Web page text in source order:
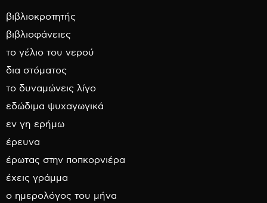
βιβλιοκροτητής
βιβλιοφάνειες
το γέλιο του νερού
δια στόματος
το δυναμώνεις λίγο
εδώδιμα ψυχαγωγικά
εν γη ερήμω
έρευνα
έρωτας στην ποπκορνιέρα
έχεις γράμμα
ο ημερολόγος του μήνα